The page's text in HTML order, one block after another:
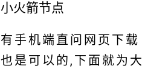
小火箭节点
有手机端直问网页下载
也是可以的,下面就为大